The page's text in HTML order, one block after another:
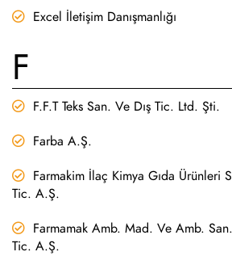
Excel İletişim Danışmanlığı
F
F.F.T Teks San. Ve Dış Tic. Ltd. Şti.
Farba A.Ş.
Farmakim İlaç Kimya Gıda Ürünleri
Tic. A.Ş.
Farmamak Amb. Mad. Ve Amb.
Tic. A.Ş.